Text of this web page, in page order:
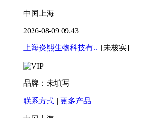
中国上海
2026-08-09 09:43
上海炎熙生物科技有... [未核实]
品牌：未填写
联系方式 | 更多产品